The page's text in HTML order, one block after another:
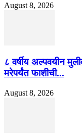
August 8, 2026
८ वर्षीय अल्पवयीन
मरेपर्यंत फाशीची...
August 8, 2026